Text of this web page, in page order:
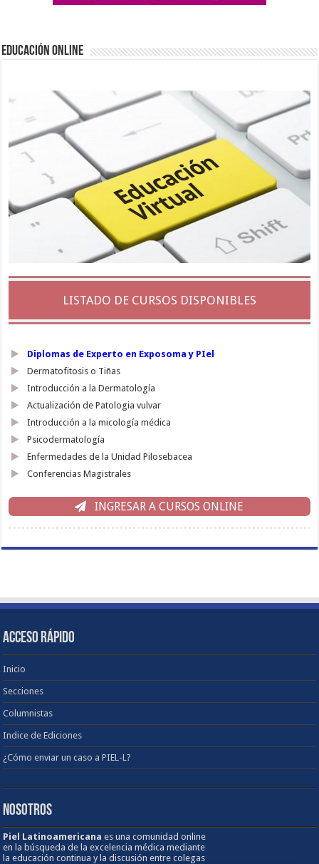
EDUCACIÓN ONLINE
LISTADO DE CURSOS DISPONIBLES
Diplomas de Experto en Exposoma y PIel
Dermatofitosis o Tiñas
Introducción a la Dermatología
Actualización de Patologia vulvar
Introducción a la micología médica
Psicodermatología
Enfermedades de la Unidad Pilosebacea
Conferencias Magistrales
INGRESAR A CURSOS ONLINE
ACCESO RÁPIDO
Inicio
Secciones
Columnistas
Indice de Ediciones
¿Cómo enviar un caso a PIEL-L?
NOSOTROS
Piel Latinoamericanaes una comunidad online
en la búsqueda de la excelencia médica mediante
la educación continua y la discusión entre colegas